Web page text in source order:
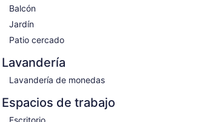
Balcón
Jardín
Patio cercado
Lavandería
Lavandería de monedas
Espacios de trabajo
Escritorio